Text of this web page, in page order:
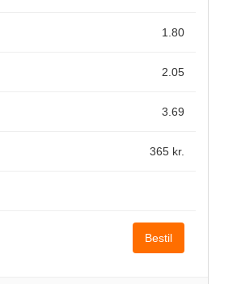
1.80
2.05
3.69
365 kr.
Bestil